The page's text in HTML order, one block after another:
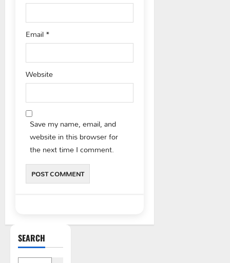
Email*
Website
Save my name, email, and
website in this browser for
the next time I comment.
SEARCH